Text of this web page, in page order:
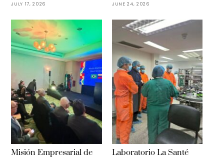
JULY 17, 2026 JUNE 24, 2026
Misión Empresarial de
Laboratorio La Santé